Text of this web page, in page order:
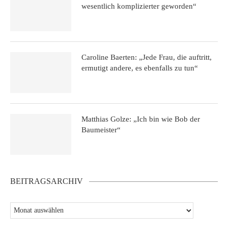
wesentlich komplizierter geworden“
Caroline Baerten: „Jede Frau, die auftritt,
ermutigt andere, es ebenfalls zu tun“
Matthias Golze: „Ich bin wie Bob der
Baumeister“
BEITRAGSARCHIV